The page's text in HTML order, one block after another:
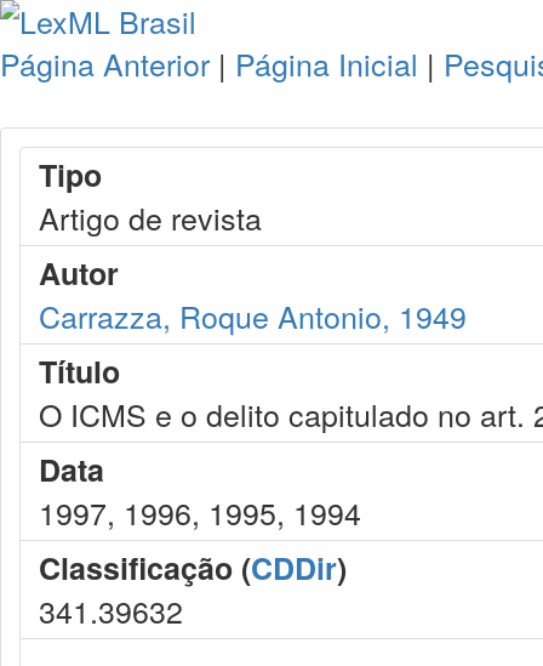
Página Anterior | Página Inicial |
Tipo
Artigo de revista
Autor
Carrazza, Roque Antonio, 1949
Título
O ICMS e o delito capitulado no art.
Data
1997, 1996, 1995, 1994
Classificação (CDDir)
341.39632